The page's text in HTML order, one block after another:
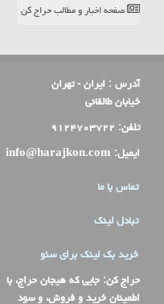
صفحه اخبار و مطالب حراج کن
آدرس : ایران - تهران
خیابان طالقانی
تلفن: ۹۱۲۴۷۰۳۷۲۲
ایمیل: info@harajkon.com
تماس با ما
تبادل لینک
خرید بک لینک برای سئو
حراج کن: جایی که هیجان حراج، با
اطمینان خرید و فروش، و سود